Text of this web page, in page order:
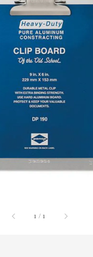
1 /1